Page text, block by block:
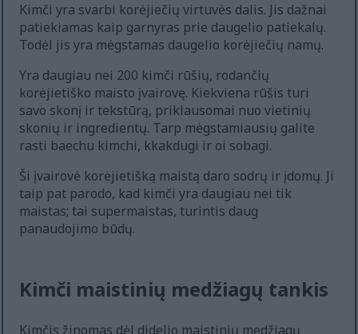
Kimči yra svarbi korėjiečių virtuvės dalis. Jis dažnai
patiekiamas kaip garnyras prie daugelio patiekalų.
Todėl jis yra mėgstamas daugelio korėjiečių namų.
Yra daugiau nei 200 kimči rūšių, rodančių
korėjietiško maisto įvairovę. Kiekviena rūšis turi
savo skonį ir tekstūrą, priklausomai nuo vietinių
skonių ir ingredientų. Tarp mėgstamiausių galite
rasti baechu kimchi, kkakdugi ir oi sobagi.
Ši įvairovė korėjietišką maistą daro sodrų ir įdomų. Ji
taip pat parodo, kad kimči yra daugiau nei tik
maistas; tai supermaistas, turintis daug
panaudojimo būdų.
Kimči maistinių medžiagų tankis
Kimčis žinomas dėl didelio maistinių medžiagų